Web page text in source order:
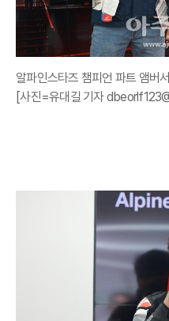
알파인스타즈 챔피언 파트 앰버
[사진=유대길 기자